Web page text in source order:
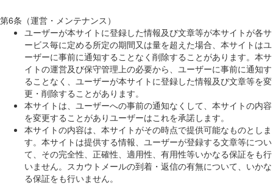
第6条（運営・メンテナンス）
ユーザーが本サイトに登録した情報及び文章等が本サイトが各サ
ービス毎に定める所定の期間又は量を超えた場合、本サイトはユ
ーザーに事前に通知することなく削除することがあります。本サ
イトの運営及び保守管理上の必要から、ユーザーに事前に通知す
ることなく、ユーザーが本サイトに登録した情報及び文章等を変
更・削除することがあります。
本サイトは、ユーザーへの事前の通知なくして、本サイトの内容
を変更することがありユーザーはこれを承諾します。
本サイトの内容は、本サイトがその時点で提供可能なものとしま
す。本サイトは提供する情報、ユーザーが登録する文章等につい
て、その完全性、正確性、適用性、有用性等いかなる保証をも行
いません。スカウトメールの到着・返信の有無について、いかな
る保証をも行いません。